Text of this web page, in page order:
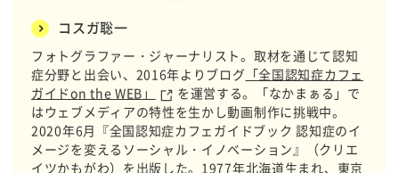
コスガ聡一
フォトグラファー・ジャーナリスト。取材を通じて認知
症分野と出会い、2016年よりブログ 「全国認知症カフェ
ガイドon the WEB」
を運営する。「なかまぁる」で
はウェブメディアの特性を生かし動画制作に挑戦中。
2020年6月『全国認知症カフェガイドブック 認知症のイ
メージを変えるソーシャル・イノベーション』（クリエ
イツかもがわ）を出版した。1977年北海道生まれ、東京